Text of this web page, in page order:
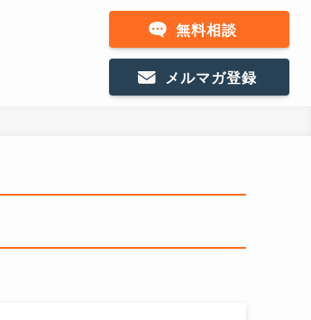
無料相談
メルマガ登録